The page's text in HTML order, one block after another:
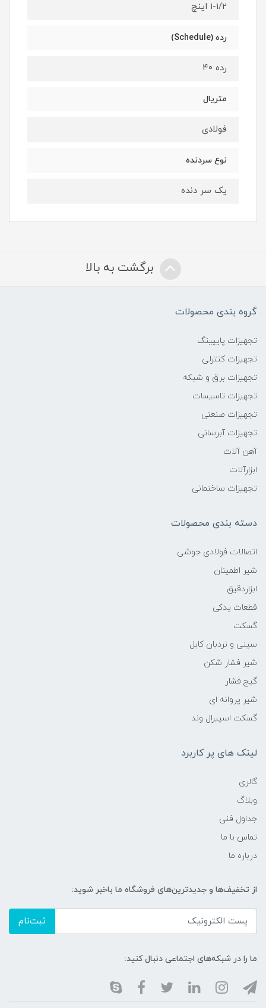
1-1/2 اینچ
رده (Schedule)
رده ۴۰
متریال
فولادی
نوع سردنده
یک سر دنده
برگشت به بالا
گروه بندی محصولات
تجهیزات پایپینگ
تجهیزات کنترلی
تجهیزات برق و شبکه
تجهیزات تاسیسات
تجهیزات صنعتی
تجهیزات آبرسانی
آهن آلات
ابزارآلات
تجهیزات ساختمانی
دسته بندی محصولات
اتصالات فولادی جوشی
شیر اطمینان
ابزاردقیق
قطعات یدکی
گسکت
سینی و نردبان کابل
شیر فشار شکن
گیج فشار
شیر پروانه ای
گسکت اسپیرال وند
لینک های پر کاربرد
گالری
وبلاگ
جداول فنی
تماس با ما
درباره ما
از تخفیف‌ها و جدیدترین‌های فروشگاه ما باخبر شوید:
ثبت‌نام
ما را در شبکه‌های اجتماعی دنبال کنید: